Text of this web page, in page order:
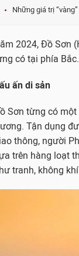
Những giá trị
2024, Đồ Sơn
có tại phía Bắc.
ấn di sản
Sơn từng có
Tận dụng
thông, người
trên hàng loạt
tranh, không